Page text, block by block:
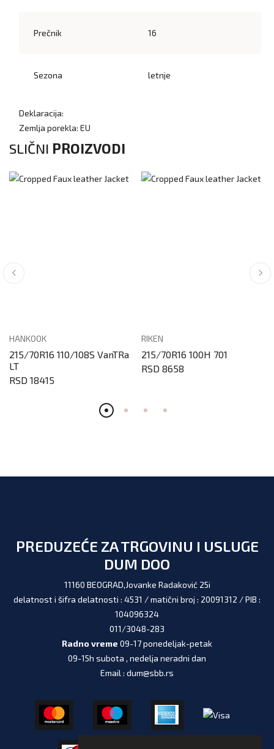
Prečnik 16
Sezona letnje
Deklaracija:
Zemlja porekla: EU
SLIČNI PROIZVODI
HANKOOK
215/70R16 110/108S VanTRa
LT
RSD 18415
RIKEN
215/70R16 100H 701
RSD 8658
PREDUZEĆE ZA TRGOVINU I USLUGE
DUM DOO
11160 BEOGRAD,Jovanke Radaković 25i
delatnost i šifra delatnosti : 4531 / matični broj : 20091312 / PIB :
104096324
011/3048-283
Radno vreme 09-17 ponedeljak-petak
09-15h subota , nedelja neradni dan
Email : dum@sbb.rs